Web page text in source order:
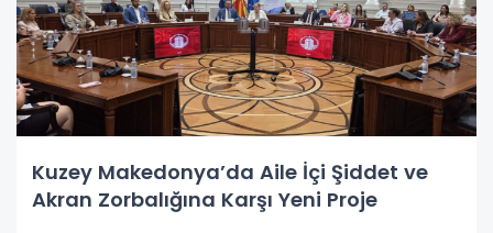
Kuzey Makedonya’da Aile İçi Şiddet ve
Akran Zorbalığına Karşı Yeni Proje